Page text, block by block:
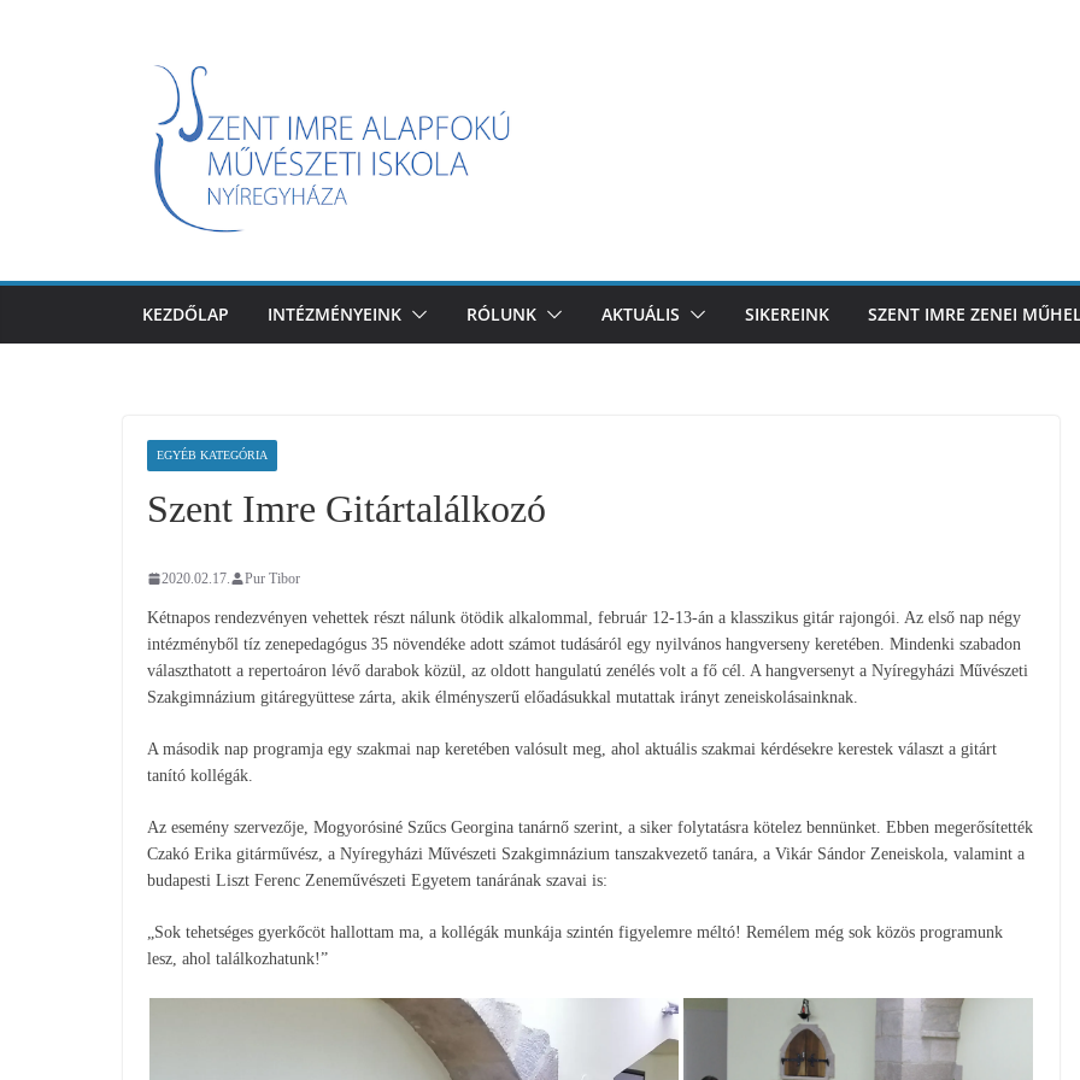
KEZDŐLAP INTÉZMÉNYEINK RÓLUNK AKTUÁLIS SIKEREINK SZENT IMRE ZENEI
EGYÉB KATEGÓRIA
Szent Imre Gitártalálkozó
2020.02.17. Pur Tibor
Kétnapos rendezvényen vehettek részt nálunk ötödik alkalommal, február 12-13-án a klasszikus gitár rajongói. Az első nap négy
intézményből tíz zenepedagógus 35 növendéke adott számot tudásáról egy nyilvános hangverseny keretében. Mindenki szabadon
választhatott a repertoáron lévő darabok közül, az oldott hangulatú zenélés volt a fő cél. A hangversenyt a Nyíregyházi Művészeti
Szakgimnázium gitáregyüttese zárta, akik élményszerű előadásukkal mutattak irányt zeneiskolásainknak.
A második nap programja egy szakmai nap keretében valósult meg, ahol aktuális szakmai kérdésekre kerestek választ a gitárt
tanító kollégák.
Az esemény szervezője, Mogyorósiné Szűcs Georgina tanárnő szerint, a siker folytatásra kötelez bennünket. Ebben megerősítették
Czakó Erika gitárművész, a Nyíregyházi Művészeti Szakgimnázium tanszakvezető tanára, a Vikár Sándor Zeneiskola, valamint a
budapesti Liszt Ferenc Zeneművészeti Egyetem tanárának szavai is:
„Sok tehetséges gyerkőcöt hallottam ma, a kollégák munkája szintén figyelemre méltó! Remélem még sok közös programunk
lesz, ahol találkozhatunk!”